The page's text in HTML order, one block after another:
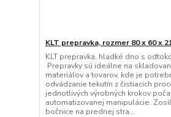
KLT prepravka, rozmer 80 x 60 x
KLT prepravka, hladké dno s
Prepravky sú ideálne na
materiálov a tovarov, kde je
odvádzanie tekutín z čistiacich
jednotlivých výrobných krokov
automatizovanej manipulácie.
bočnice na prednej stra...